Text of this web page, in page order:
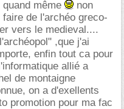
même
non
de l'archéo greco-
vers le medieval....
,que j'ai
enfin tout ca pour
allié a
de montaigne
on a d'exellents
promotion pour ma fac